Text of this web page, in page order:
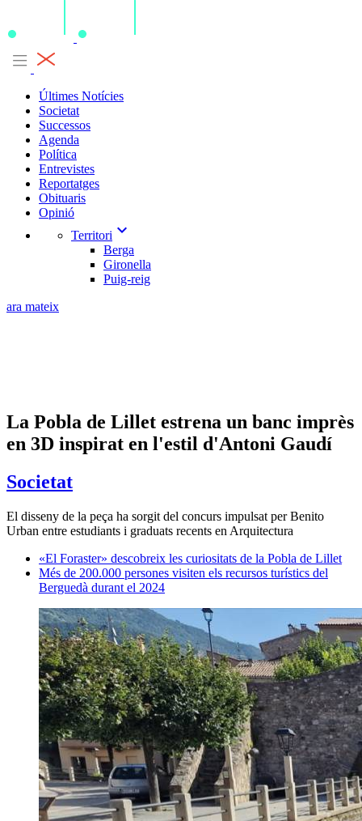
Últimes Notícies
Societat
Successos
Agenda
Política
Entrevistes
Reportatges
Obituaris
Opinió
Territori expand_more
Berga
Gironella
Puig-reig
ara mateix
La Pobla de Lillet estrena un banc imprès
en 3D inspirat en l'estil d'Antoni Gaudí
Societat
El disseny de la peça ha sorgit del concurs impulsat per Benito
Urban entre estudiants i graduats recents en Arquitectura
«El Foraster» descobreix les curiositats de la Pobla de Lillet
Més de 200.000 persones visiten els recursos turístics del
Berguedà durant el 2024